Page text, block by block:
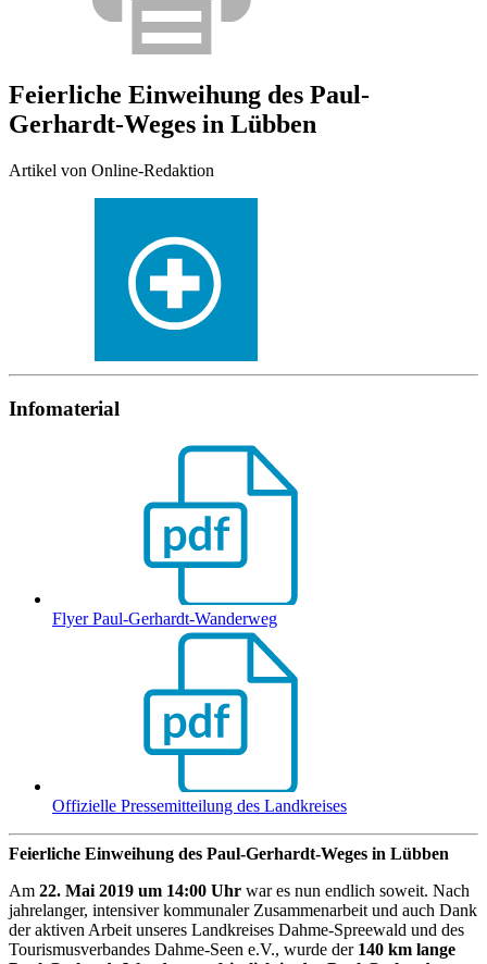
Feierliche Einweihung des Paul-
Gerhardt-Weges in Lübben
Artikel von Online-Redaktion
Infomaterial
Flyer Paul-Gerhardt-Wanderweg
Offizielle Pressemitteilung des Landkreises
Feierliche Einweihung des Paul-Gerhardt-Weges in Lübben
Am 22. Mai 2019 um 14:00 Uhr war es nun endlich soweit. Nach
jahrelanger, intensiver kommunaler Zusammenarbeit und auch Dank
der aktiven Arbeit unseres Landkreises Dahme-Spreewald und des
Tourismusverbandes Dahme-Seen e.V., wurde der 140 km lange